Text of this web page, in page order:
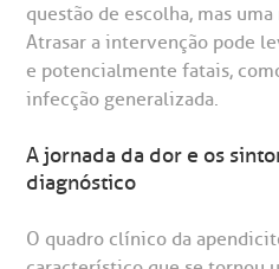
Fale Conosco
BP Mirante
social
Centro de Doenças
de orçamento
de veracidade de
atendimento
questão de escolha, mas
Atrasar a intervenção pode
e potencialmente fatais,
infecção generalizada.
A jornada da dor e os
diagnóstico
O quadro clínico da